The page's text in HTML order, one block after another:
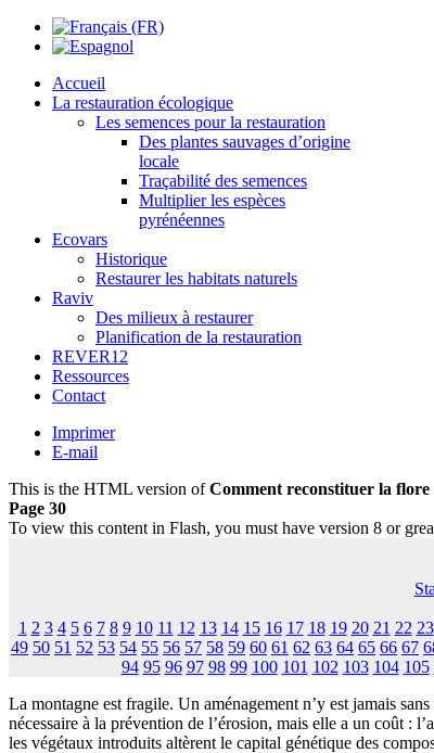
Accueil
La restauration écologique
Les semences pour la restauration
Des plantes sauvages d’origine
locale
Traçabilité des semences
Multiplier les espèces
pyrénéennes
Ecovars
Historique
Restaurer les habitats naturels
Raviv
Des milieux à restaurer
Planification de la restauration
REVER12
Ressources
Contact
Imprimer
E-mail
This is the HTML version ofComment reconstituer la flore
Page 30
To view this content in Flash, you must have version 8 or
1 2 3 4 5 6 7 8 9 10 11 12 13 14 15 16 17 18 19 20 21 22 23
49 50 51 52 53 54 55 56 57 58 59 60 61 62 63 64 65 66 67
94 95 96 97 98 99 100 101 102 103 104 105
La montagne est fragile. Un aménagement n’y est jamais
nécessaire à la prévention de l’érosion, mais elle a un coût :
les végétaux introduits altèrent le capital génétique des